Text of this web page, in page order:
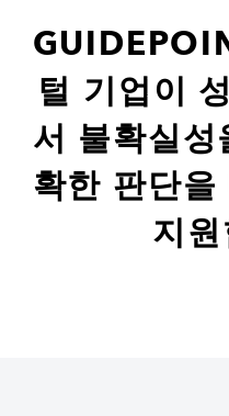
털 기업이
서 불확실성
확한 판단
지